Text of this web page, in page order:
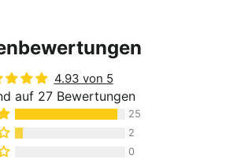
4.93 von 5
auf 27 Bewertungen
25
2
0